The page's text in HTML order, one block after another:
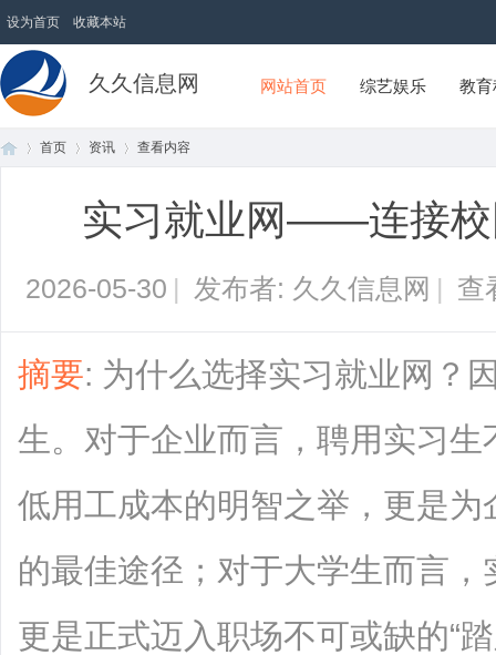
设为首页 收藏本站
久久信息网 网站首页 综艺娱乐 教
首页 资讯
›
查看内容
实习就业网——连接校
2026-05-30 | 发布者: 久久信息网 | 查
摘要: 为什么选择实习就业网？
生。对于企业而言，聘用实习
低用工成本的明智之举，更是
的最佳途径；对于大学生而言
更是正式迈入职场不可或缺的“